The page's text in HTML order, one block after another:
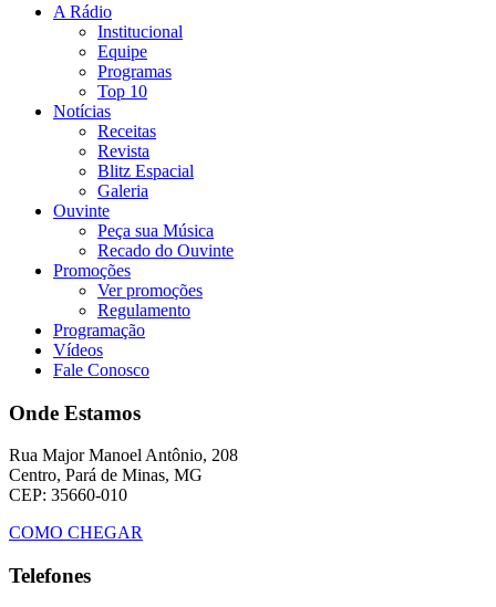
A Rádio
Institucional
Equipe
Programas
Top 10
Notícias
Receitas
Revista
Blitz Espacial
Galeria
Ouvinte
Peça sua Música
Recado do Ouvinte
Promoções
Ver promoções
Regulamento
Programação
Vídeos
Fale Conosco
Onde Estamos
Rua Major Manoel Antônio, 208
Centro, Pará de Minas, MG
CEP: 35660-010
COMO CHEGAR
Telefones